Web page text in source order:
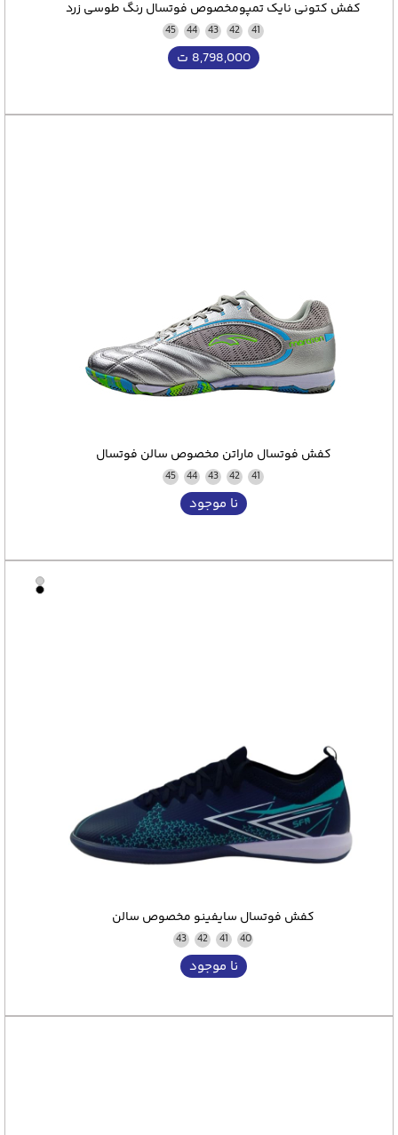
کفش کتونی نایک تمپومخصوص فوتسال رنگ طوسی زرد
41
42
43
44
45
8,798,000 ت
کفش فوتسال ماراتن مخصوص سالن فوتسال
41
42
43
44
45
نا موجود
کفش فوتسال سایفینو مخصوص سالن
40
41
42
43
نا موجود